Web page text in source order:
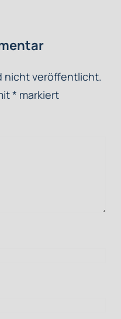
nicht veröffentlicht.
* markiert